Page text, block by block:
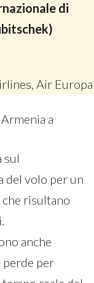
di
Air Europa
a
sul
del volo per un
risultano
anche
per